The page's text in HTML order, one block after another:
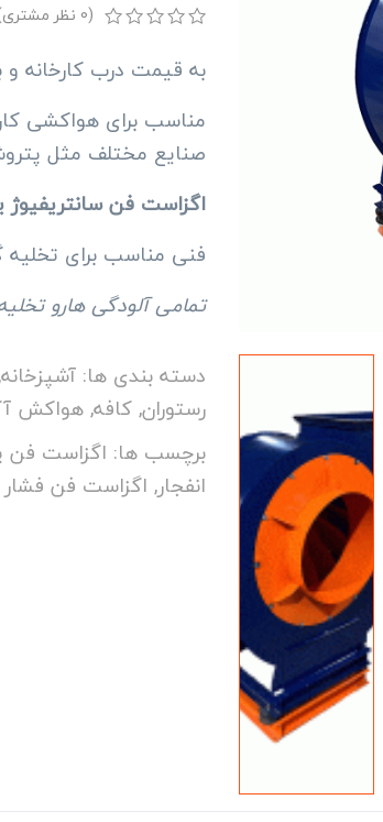
بر
رتبه
مشتری
(
0 نظر
به قیمت درب کارخانه
مناسب برای هواکشی
صنایع مختلف مثل
اگزاست فن سانتریفیوژ
فنی مناسب برای تخلیه
تمامی آلودگی هارو
دسته بندی ها: آشپزخانه
رستوران,کافه,هواکش
برچسب ها: اگزاست
انفجار, اگزاست فن